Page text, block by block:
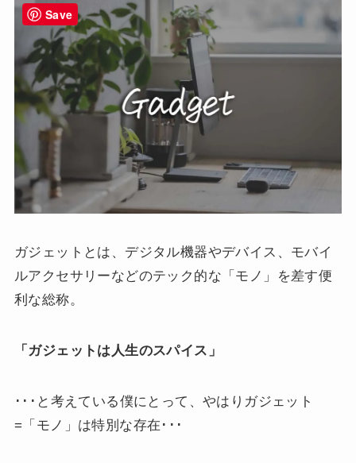
ガジェットとは、デジタル機器やデバイス、モバイ
ルアクセサリーなどのテック的な「モノ」を差す便
利な総称。
「ガジェットは人生のスパイス」
･･･と考えている僕にとって、やはりガジェット
=「モノ」は特別な存在･･･
Save